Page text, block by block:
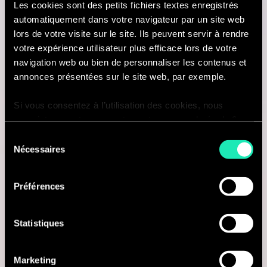
Les cookies sont des petits fichiers textes enregistrés
automatiquement dans votre navigateur par un site web
lors de votre visite sur le site. Ils peuvent servir à rendre
votre expérience utilisateur plus efficace lors de votre
navigation web ou bien de personnaliser les contenus et
annonces présentées sur le site web, par exemple.
Si vous consentez à l’utilisation des cookies, nous
consentir à cette utilisation à nouveau. Si vous ne
fonctionnement et ne personnalisera pas votre
Vous pouvez accéder à la liste complète des cookies
notre déclaration dédiée.
Nécessaires
Préférences
Statistiques
Marketing
Je suis intéressé(e)
AI & Tech
Platform Engineering Manager
Mumbai, Inde